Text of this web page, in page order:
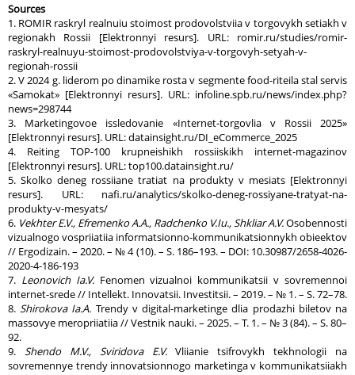
Sources
1. ROMIR raskryl realnuiu stoimost prodovolstviia v torgovykh setiakh v
regionakh Rossii [Elektronnyi resurs]. URL: romir.ru/studies/romir-
raskryl-realnuyu-stoimost-prodovolstviya-v-torgovyh-setyah-v-
regionah-rossii
2. V 2024 g. liderom po dinamike rosta v segmente food-riteila stal servis
«Samokat» [Elektronnyi resurs]. URL: infoline.spb.ru/news/index.php?
news=298744
3. Marketingovoe issledovanie «Internet-torgovlia v Rossii 2025»
[Elektronnyi resurs]. URL: datainsight.ru/DI_eCommerce_2025
4. Reiting TOP-100 krupneishikh rossiiskikh internet-magazinov
[Elektronnyi resurs]. URL: top100.datainsight.ru/
5. Skolko deneg rossiiane tratiat na produkty v mesiats [Elektronnyi
resurs]. URL: nafi.ru/analytics/skolko-deneg-rossiyane-tratyat-na-
produkty-v-mesyats/
6. Vekhter E.V., Efremenko A.A., Radchenko V.Iu., Shkliar A.V.Osobennosti
vizualnogo vospriiatiia informatsionno-kommunikatsionnykh obieektov
// Ergodizain. – 2020. – № 4 (10). – S. 186–193. – DOI: 10.30987/2658-4026-
2020-4-186-193
7. Leonovich Ia.V. Fenomen vizualnoi kommunikatsii v sovremennoi
internet-srede // Intellekt. Innovatsii. Investitsii. – 2019. – № 1. – S. 72–78.
8. Shirokova Ia.A. Trendy v digital-marketinge dlia prodazhi biletov na
massovye meropriiatiia // Vestnik nauki. – 2025. – T. 1. – № 3 (84). – S. 80–
92.
9. Shendo M.V., Sviridova E.V.Vliianie tsifrovykh tekhnologii na
sovremennye trendy innovatsionnogo marketinga v kommunikatsiiakh